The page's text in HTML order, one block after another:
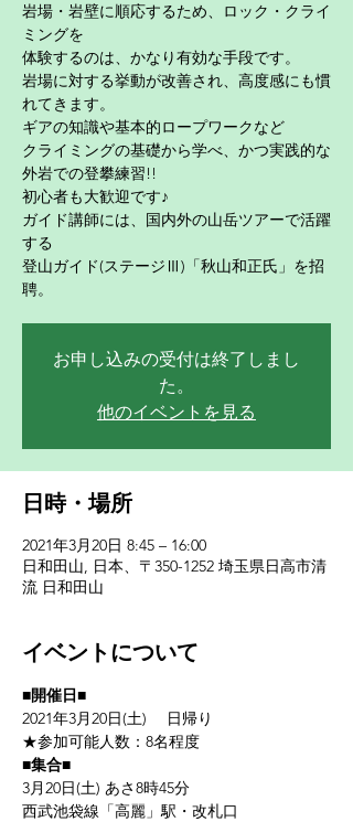
岩場・岩壁に順応するため、ロック・クライ
ミングを
体験するのは、かなり有効な手段です。
岩場に対する挙動が改善され、高度感にも慣
れてきます。
ギアの知識や基本的ロープワークなど
クライミングの基礎から学べ、かつ実践的な
外岩での登攀練習!!
初心者も大歓迎です♪
ガイド講師には、国内外の山岳ツアーで活躍
する
登山ガイド(ステージⅢ)「秋山和正氏」を招
聘。
お申し込みの受付は終了しまし
た。
他のイベントを見る
日時・場所
2021年3月20日 8:45 – 16:00
日和田山, 日本、〒350-1252 埼玉県日高市清
流 日和田山
イベントについて
■開催日■
2021年3月20日(土) 　日帰り
★参加可能人数：8名程度
■集合■
3月20日(土) あさ8時45分
西武池袋線「高麗」駅・改札口